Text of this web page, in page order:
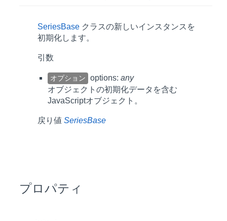
SeriesBase クラスの新しいインスタンスを
初期化します。
引数
オプション options: any
オブジェクトの初期化データを含む
JavaScriptオブジェクト。
戻り値 SeriesBase
プロパティ